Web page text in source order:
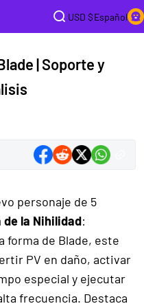
USD $Español
| Soporte y
personaje de 5
de la Nihilidad:
forma de Blade, este
PV en daño, activar
especial y ejecutar
frecuencia. Destaca